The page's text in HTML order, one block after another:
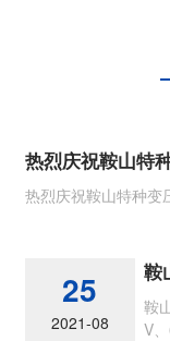
热烈庆祝鞍山特
热烈庆祝鞍山特种变
25
2021-08
鞍
鞍
V